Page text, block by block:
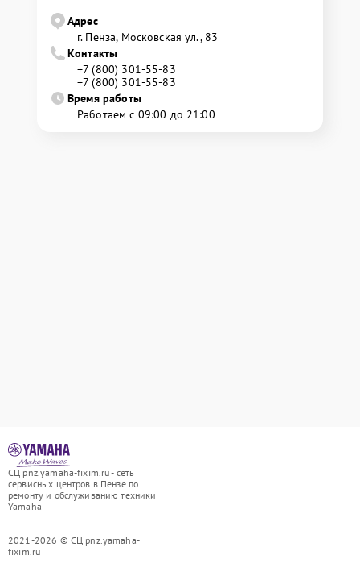
Адрес
г. Пенза, Московская ул., 83
Контакты
+7 (800) 301-55-83
+7 (800) 301-55-83
Время работы
Работаем с 09:00 до 21:00
СЦ pnz.yamaha-fixim.ru - сеть
сервисных центров в Пензе по
ремонту и обслуживанию техники
Yamaha
2021-2026 © СЦ pnz.yamaha-
fixim.ru